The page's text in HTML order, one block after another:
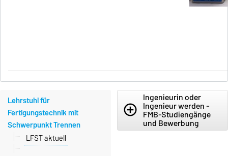
add_circle_outline
Ingenieurin oder
Ingenieur werden -
FMB-Studiengänge
und Bewerbung
Lehrstuhl für
Fertigungstechnik mit
Schwerpunkt Trennen
LFST aktuell